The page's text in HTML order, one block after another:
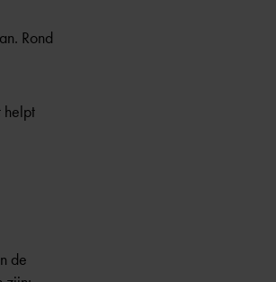
Rond
helpt
de